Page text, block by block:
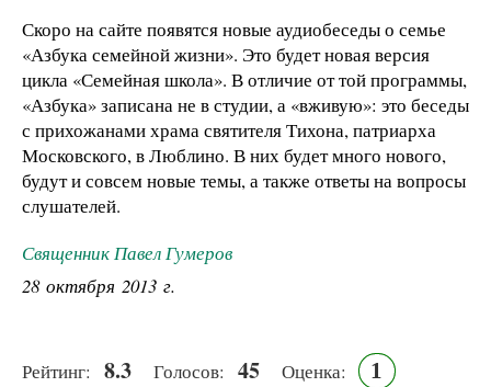
Скоро на сайте появятся новые аудиобеседы о семье
«Азбука семейной жизни». Это будет новая версия
цикла «Семейная школа». В отличие от той программы,
«Азбука» записана не в студии, а «вживую»: это беседы
с прихожанами храма святителя Тихона, патриарха
Московского, в Люблино. В них будет много нового,
будут и совсем новые темы, а также ответы на вопросы
слушателей.
Священник Павел Гумеров
28 октября 2013 г.
Рейтинг: 8.3 Голосов: 45 Оценка: 1